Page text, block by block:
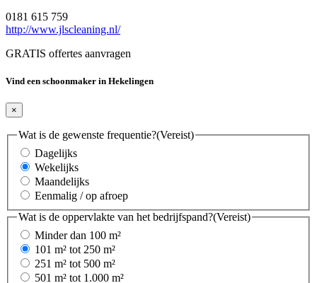
0181 615 759
http://www.jlscleaning.nl/
GRATIS offertes aanvragen
Vind een schoonmaker in Hekelingen
×
Wat is de gewenste frequentie?(Vereist)
Dagelijks
Wekelijks
Maandelijks
Eenmalig / op afroep
Wat is de oppervlakte van het bedrijfspand?(Vereist)
Minder dan 100 m²
101 m² tot 250 m²
251 m² tot 500 m²
501 m² tot 1.000 m²